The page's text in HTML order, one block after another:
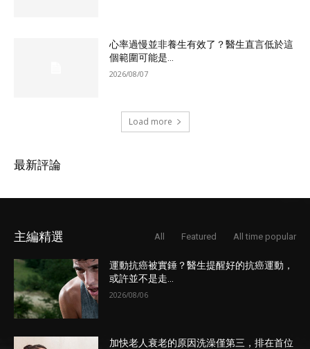
心率過慢並非養生有效了？醫生直言低於這
個範圍可能是...
2026/08/07
Load more
最新評論
主編精選 All Featured All time popular
運動抗癌被實錘？醫生提醒好的抗癌運動，
或許並不是走...
2026/08/06
加快老人衰老的原因洗澡僅第三，排在首位